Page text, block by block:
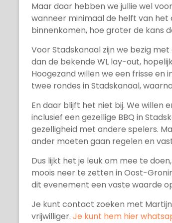
Maar daar hebben we jullie wel
wanneer minimaal de helft van het
binnenkomen, hoe groter de kans
Voor Stadskanaal zijn we bezig
dan de bekende WL lay-out,
Hoogezand willen we een frisse
twee rondes in Stadskanaal,
En daar blijft het niet bij. We willen
inclusief een gezellige BBQ in
gezelligheid met andere spelers.
ander moeten gaan regelen en
Dus lijkt het je leuk om mee te
moois neer te zetten in Oost-
dit evenement een vaste waarde
Je kunt contact zoeken met
vrijwilliger. Je kunt hem hier